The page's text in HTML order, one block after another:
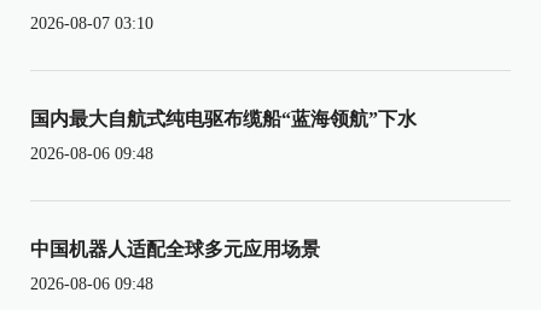
2026-08-07 03:10
国内最大自航式纯电驱布缆船“蓝海领航”下水
2026-08-06 09:48
中国机器人适配全球多元应用场景
2026-08-06 09:48